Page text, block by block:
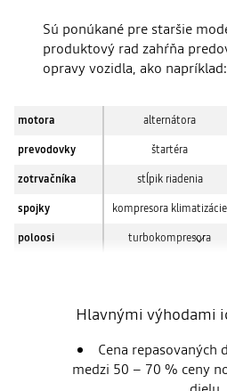
Sú ponúkané pre staršie
produktový rad zahŕňa
opravy vozidla, ako napríklad:
motora alternátora
prevodovky štartéra
zotrvačníka stĺpik riadenia
spojky kompresora klimatizácie
poloosi turbokompresora
Hlavnými výhodami
Cena repasovaných
medzi 50 – 70 % ceny